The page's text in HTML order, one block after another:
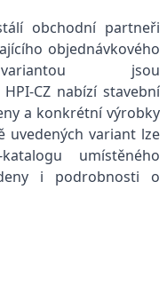
obchodní partneři
objednávkového
jsou
CZ nabízí stavební
a konkrétní výrobky
uvedených variant lze
umístěného
i podrobnosti o